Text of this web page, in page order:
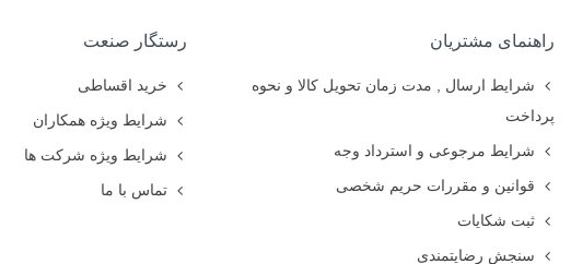
راهنمای مشتریان
شرایط ارسال , مدت زمان تحویل کالا و نحوه
پرداخت
شرایط مرجوعی و استرداد وجه
قوانین و مقررات حریم شخصی
ثبت شکایات
سنجش رضایتمندی
رستگار صنعت
خرید اقساطی
شرایط ویژه همکاران
شرایط ویژه شرکت ها
تماس با ما